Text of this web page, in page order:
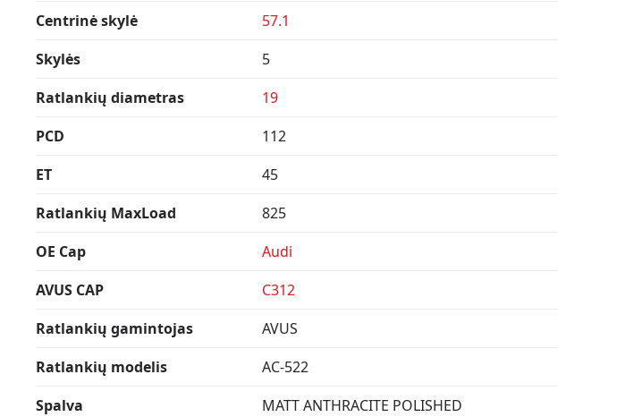
Centrinė skylė
57.1
Skylės
5
Ratlankių diametras
19
PCD
112
ET
45
Ratlankių MaxLoad
825
OE Cap
Audi
AVUS CAP
C312
Ratlankių gamintojas
AVUS
Ratlankių modelis
AC-522
Spalva
MATT ANTHRACITE POLISHED